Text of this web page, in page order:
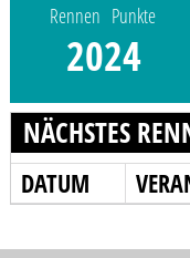
Rennen Punkte
2024
NÄCHSTES
DATUM